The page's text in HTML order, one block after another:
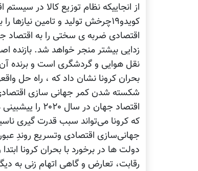
از انجاییکه نظام توزیع کالا در
کویدو۱۹چرخش تولید و تامین
اقتصادی ضربه ی سختی را به اقتصاد
زدایی بیشتر منجر خواهد شد. بازنده
نقل هوایی و گردشگری است و برنده
بحران کرونا نشان داد که ، راه حل
شکسته شدن کمر جهانی سازی
اقتصاد جهان
که کرونا⁩ می‌تواند سبب قدرت گیری
جهانی‌سازی اقتصادی وتسریع روندِ
دولت ها در برخورد با بحران کرونا
رقابت، تعارض و گاهی اتهام زنی به